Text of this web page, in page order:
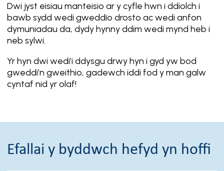
Dwi jyst eisiau manteisio ar y cyfle hwn i ddiolch i
bawb sydd wedi gweddïo drosto ac wedi anfon
dymuniadau da, dydy hynny ddim wedi mynd heb i
neb sylwi.
Yr hyn dwi wedi’i ddysgu drwy hyn i gyd yw bod
gweddi’n gweithio, gadewch iddi fod y man galw
cyntaf nid yr olaf!
Efallai y byddwch hefyd yn hoffi